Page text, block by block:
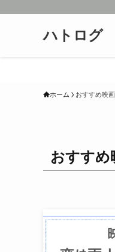
ハトログ
ホーム おすすめ映画
おすすめ